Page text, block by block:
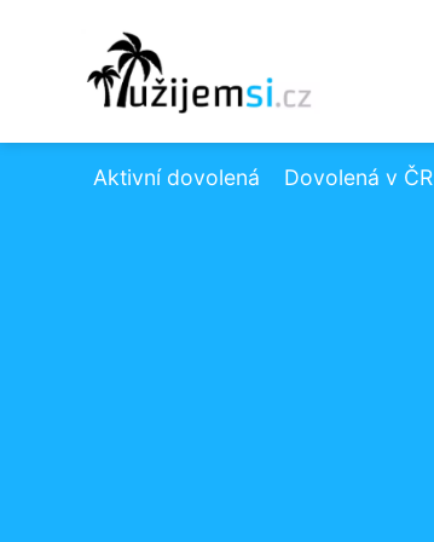
Aktivní dovolená Dovolená v ČR